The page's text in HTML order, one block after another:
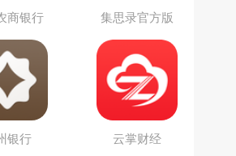
商银行 集思录官方版
银行 云掌财经